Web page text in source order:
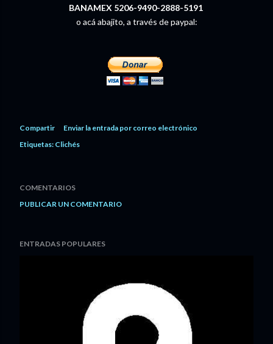
BANAMEX 5206-9490-2888-5191
o acá abajito, a través de paypal:
Compartir
Enviar la entrada por correo electrónico
Etiquetas: Clichés
COMENTARIOS
PUBLICAR UN COMENTARIO
ENTRADAS POPULARES